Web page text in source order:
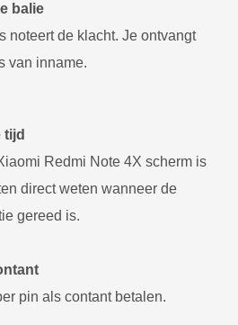
balie
noteert de klacht. Je ontvangt
van inname.
tijd
Redmi Note 4X scherm is
direct weten wanneer de
gereed is.
pin als contant betalen.